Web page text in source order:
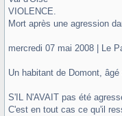
VIOLENCE.
Mort après une agression
mercredi 07 mai 2008 | Le
Un habitant de Domont,
S'IL N'AVAIT pas été
C'est en tout cas ce qu'il